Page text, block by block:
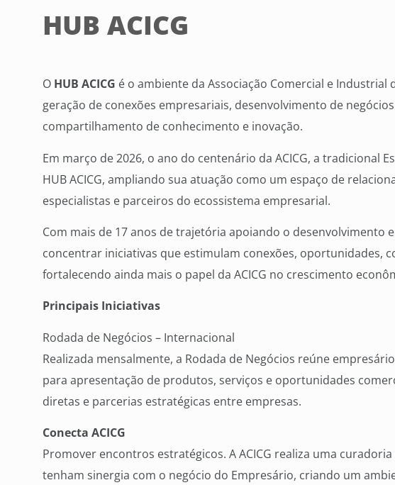
HUB ACICG
O HUB ACICG é o ambiente da Associação Comercial e Industrial
geração de conexões empresariais, desenvolvimento de
compartilhamento de conhecimento e inovação.
Em março de 2026, o ano do centenário da ACICG, a tradicional
HUB ACICG, ampliando sua atuação como um espaço de
especialistas e parceiros do ecossistema empresarial.
Com mais de 17 anos de trajetória apoiando o desenvolvimento
concentrar iniciativas que estimulam conexões, oportunidades,
fortalecendo ainda mais o papel da ACICG no crescimento
Principais Iniciativas
Rodada de Negócios – Internacional
Realizada mensalmente, a Rodada de Negócios reúne
para apresentação de produtos, serviços e oportunidades
diretas e parcerias estratégicas entre empresas.
Conecta ACICG
Promover encontros estratégicos. A ACICG realiza uma
tenham sinergia com o negócio do Empresário, criando um